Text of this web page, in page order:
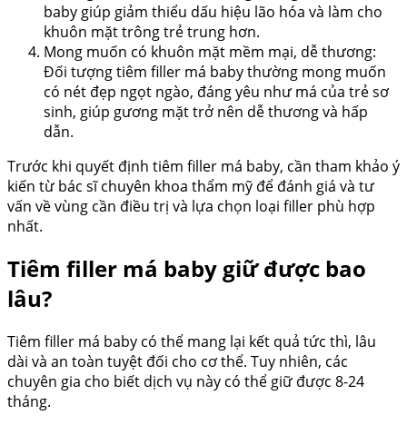
baby giúp giảm thiểu dấu hiệu lão hóa và làm cho
khuôn mặt trông trẻ trung hơn.
Mong muốn có khuôn mặt mềm mại, dễ thương:
Đối tượng tiêm filler má baby thường mong muốn
có nét đẹp ngọt ngào, đáng yêu như má của trẻ sơ
sinh, giúp gương mặt trở nên dễ thương và hấp
dẫn.
Trước khi quyết định tiêm filler má baby, cần tham khảo ý
kiến từ bác sĩ chuyên khoa thẩm mỹ để đánh giá và tư
vấn về vùng cần điều trị và lựa chọn loại filler phù hợp
nhất.
Tiêm filler má baby giữ được bao
lâu?
Tiêm filler má baby có thể mang lại kết quả tức thì, lâu
dài và an toàn tuyệt đối cho cơ thể. Tuy nhiên, các
chuyên gia cho biết dịch vụ này có thể giữ được 8-24
tháng.